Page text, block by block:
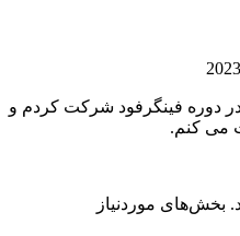
دوره فینگرفود شرکت کردم و
می کنم.
بخش‌های موردنیاز